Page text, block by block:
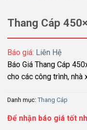
Thang Cáp
Báo giá: Liên Hệ
Báo Giá Thang Cáp
cho các công trình, nhà
Danh mục: Thang Cáp
Để nhận báo giá tốt